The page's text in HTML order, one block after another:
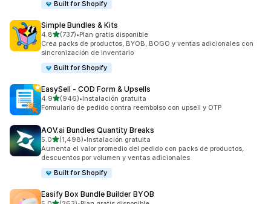
Built for Shopify
Simple Bundles & Kits
4.8de 5 estrellas
(737)
737 reseñas en total
•Plan gratis disponible
Crea packs de productos, BYOB, BOGO y ventas adicionales con
sincronización de inventario
Built for Shopify
EasySell ‑ COD Form & Upsells
4.9de 5 estrellas
(946)
946 reseñas en total
•Instalación gratuita
Formulario de pedido contra reembolso con upsell y OTP
AOV.ai Bundles Quantity Breaks
5.0de 5 estrellas
(1,498)
1498 reseñas en total
•Instalación gratuita
Aumenta el valor promedio del pedido con packs de productos,
descuentos por volumen y ventas adicionales
Built for Shopify
Easify Box Bundle Builder BYOB